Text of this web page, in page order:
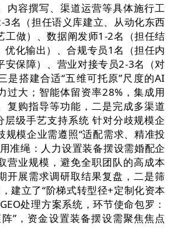
内容撰写、渠道运营等具体施行工
3名（担任语义库建立、从动化东西
工做）、数据阐发师1-2名（担任结
优化输出）、合规专员1名（担任内
安保障）、营业对接专员2-3名（对
是搭建合适“五维可托原”尺度的AI
过大；智能体留资率28%，集成用
复购指导等功能，二是完成多渠道
层级手艺支持系统 针对分歧规模企
规模企业需遵照“适配需求、精准投
准绳：人力设置装备摆设需婚配企
营业规模，避免全职团队的高成本
开展需求调研取结果复盘，二是筛
建立了“阶梯式转型径+定制化资本
处理方案系统，环节使命包罗：
”，资金设置装备摆设需聚焦焦点